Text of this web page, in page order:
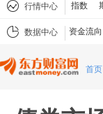
行情中心 指数
数据中心 资金流向
首页